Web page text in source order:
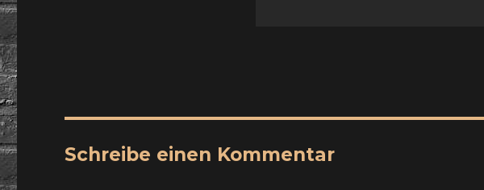
Schreibe einen Kommentar